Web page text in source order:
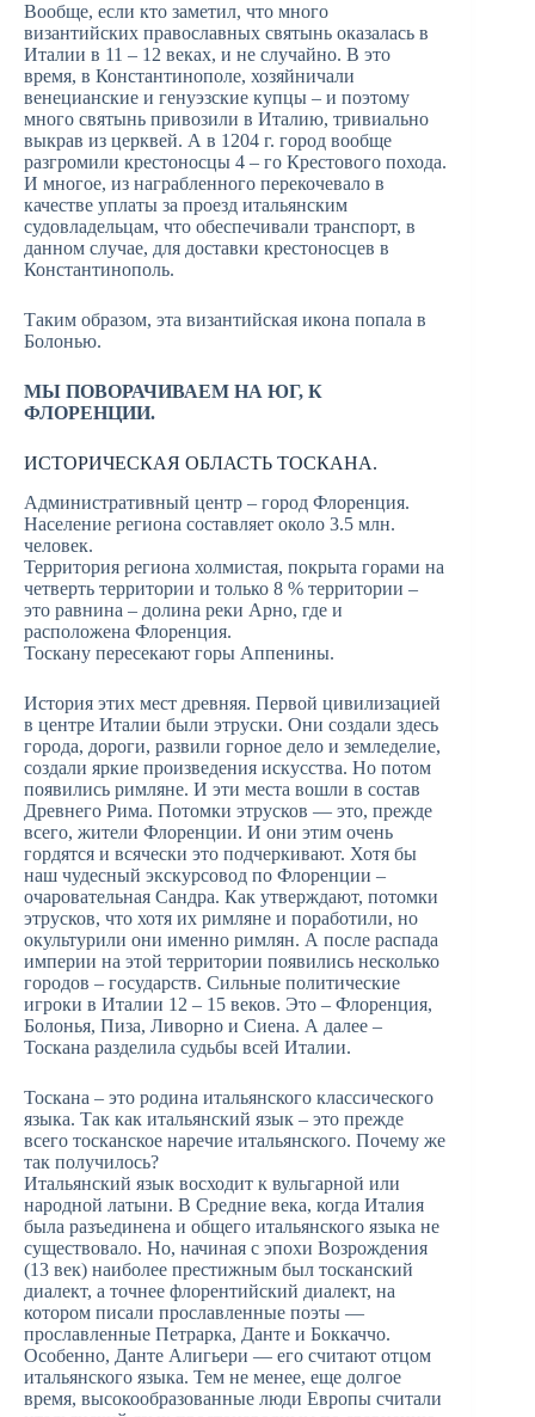
Вообще, если кто заметил, что много
византийских православных святынь оказалась в
Италии в 11 – 12 веках, и не случайно. В это
время, в Константинополе, хозяйничали
венецианские и генуэзские купцы – и поэтому
много святынь привозили в Италию, тривиально
выкрав из церквей. А в 1204 г. город вообще
разгромили крестоносцы 4 – го Крестового похода.
И многое, из награбленного перекочевало в
качестве уплаты за проезд итальянским
судовладельцам, что обеспечивали транспорт, в
данном случае, для доставки крестоносцев в
Константинополь.
Таким образом, эта византийская икона попала в
Болонью.
МЫ ПОВОРАЧИВАЕМ НА ЮГ, К
ФЛОРЕНЦИИ.
ИСТОРИЧЕСКАЯ ОБЛАСТЬ ТОСКАНА.
Административный центр – город Флоренция.
Население региона составляет около 3.5 млн.
человек.
Территория региона холмистая, покрыта горами на
четверть территории и только 8 % территории –
это равнина – долина реки Арно, где и
расположена Флоренция.
Тоскану пересекают горы Аппенины.
История этих мест древняя. Первой цивилизацией
в центре Италии были этруски. Они создали здесь
города, дороги, развили горное дело и земледелие,
создали яркие произведения искусства. Но потом
появились римляне. И эти места вошли в состав
Древнего Рима. Потомки этрусков — это, прежде
всего, жители Флоренции. И они этим очень
гордятся и всячески это подчеркивают. Хотя бы
наш чудесный экскурсовод по Флоренции –
очаровательная Сандра. Как утверждают, потомки
этрусков, что хотя их римляне и поработили, но
окультурили они именно римлян. А после распада
империи на этой территории появились несколько
городов – государств. Сильные политические
игроки в Италии 12 – 15 веков. Это – Флоренция,
Болонья, Пиза, Ливорно и Сиена. А далее –
Тоскана разделила судьбы всей Италии.
Тоскана – это родина итальянского классического
языка. Так как итальянский язык – это прежде
всего тосканское наречие итальянского. Почему же
так получилось?
Итальянский язык восходит к вульгарной или
народной латыни. В Средние века, когда Италия
была разъединена и общего итальянского языка не
существовало. Но, начиная с эпохи Возрождения
(13 век) наиболее престижным был тосканский
диалект, а точнее флорентийский диалект, на
котором писали прославленные поэты —
прославленные Петрарка, Данте и Боккаччо.
Особенно, Данте Алигьери — его считают отцом
итальянского языка. Тем не менее, еще долгое
время, высокообразованные люди Европы считали